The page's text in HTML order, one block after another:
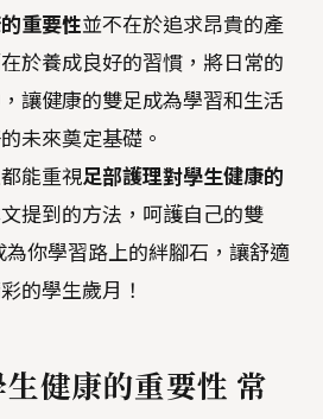
重要性並不在於追求昂貴的產
於養成良好的習慣，將日常的
讓健康的雙足成為學習和生活
未來奠定基礎。
能重視足部護理對學生健康的
文提到的方法，呵護自己的雙
你學習路上的絆腳石，讓舒適
的學生歲月！
健康的重要性 常